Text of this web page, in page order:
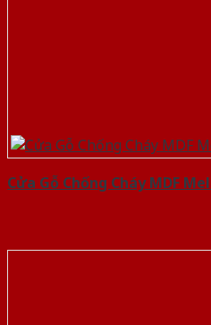
Cửa Gỗ Chống Cháy MDF